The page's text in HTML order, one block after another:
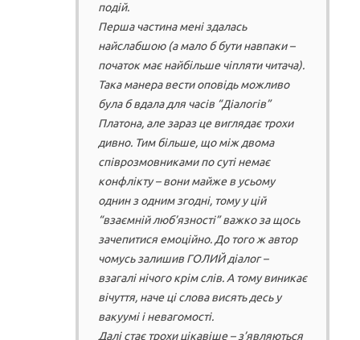
подій.
Перша частина мені здалась
найслабшою (а мало б бути навпаки –
початок має найбільше чіпляти читача).
Така манера вести оповідь можливо
була б вдала для часів “Діалогів”
Платона, але зараз це виглядає трохи
дивно. Тим більше, що між двома
співрозмовниками по суті немає
конфлікту – вони майже в усьому
однин з одним згодні, тому у цій
“взаємній люб’язності” важко за щось
зачепитися емоційно. До того ж автор
чомусь залишив ГОЛИЙ діалог –
взагалі нічого крім слів. А тому виникає
вічуття, наче ці слова висять десь у
вакуумі і невагомості.
Далі стає трохи цікавіше – з’являються